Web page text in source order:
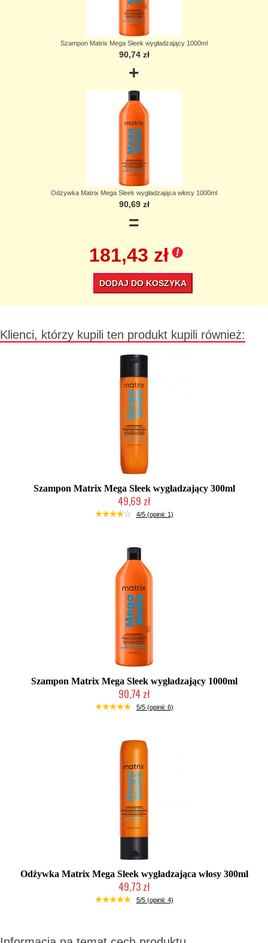
+
Szampon Matrix Mega Sleek wygładzający 1000ml
90,74 zł
=
Odżywka Matrix Mega Sleek wygładzająca włosy 1000ml
90,69 zł
181,43 zł
DODAJ DO KOSZYKA
Klienci, którzy kupili ten produkt kupili również:
Szampon Matrix Mega Sleek wygładzający 300ml
49,69 zł
Duża ilość (wysyłka w 24h)
4/5 (opinii: 1)
Szampon Matrix Mega Sleek wygładzający 1000ml
90,74 zł
Duża ilość (wysyłka w 24h)
5/5 (opinii: 6)
Odżywka Matrix Mega Sleek wygładzająca włosy 300ml
49,73 zł
Duża ilość (wysyłka w 24h)
5/5 (opinii: 4)